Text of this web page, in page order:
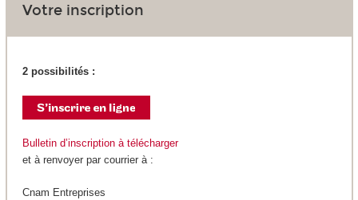
Votre inscription
2 possibilités :
Bulletin d’inscription à télécharger
et à renvoyer par courrier à :
Cnam Entreprises